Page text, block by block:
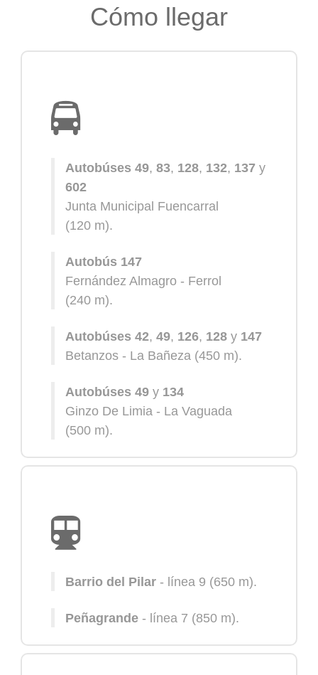
Cómo llegar
Autobúses 49, 83, 128, 132, 137 y
602
Junta Municipal Fuencarral
(120 m).
Autobús 147
Fernández Almagro - Ferrol
(240 m).
Autobúses 42, 49, 126, 128y 147
Betanzos - La Bañeza (450 m).
Autobúses 49y 134
Ginzo De Limia - La Vaguada
(500 m).
Barrio del Pilar- línea 9 (650 m).
Peñagrande- línea 7 (850 m).